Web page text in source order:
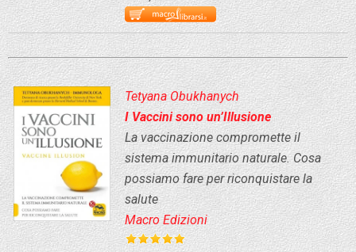
Tetyana Obukhanych
I Vaccini sono un’Illusione
La vaccinazione compromette il
sistema immunitario naturale. Cosa
possiamo fare per riconquistare la
salute
Macro Edizioni